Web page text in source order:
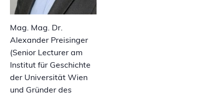
Mag. Mag. Dr.
Alexander Preisinger
(Senior Lecturer am
Institut für Geschichte
der Universität Wien
und Gründer des